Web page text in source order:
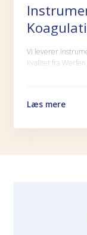
Vi leverer
kvalitet fra
Læs mere